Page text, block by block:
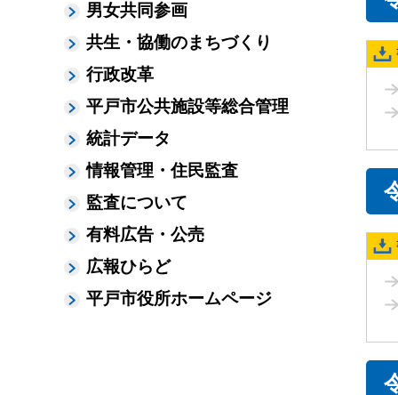
男女共同参画
共生・協働のまちづくり
行政改革
平戸市公共施設等総合管理
統計データ
情報管理・住民監査
監査について
有料広告・公売
広報ひらど
平戸市役所ホームページ